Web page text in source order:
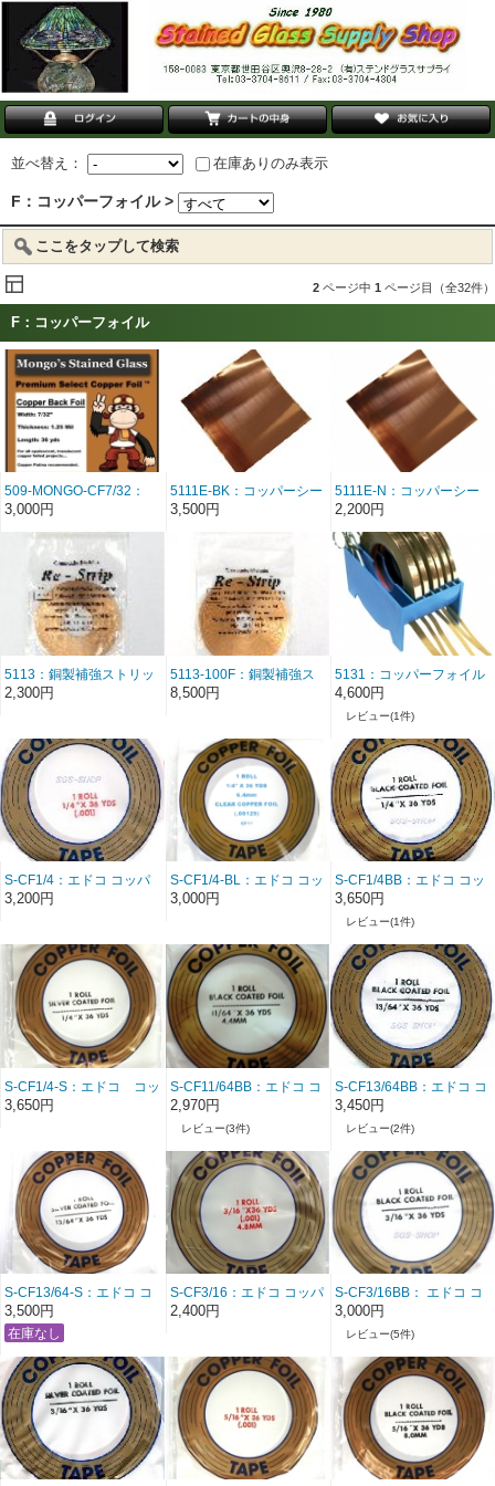
並べ替え： 在庫ありのみ表示
F：コッパーフォイル >
ここをタップして検索
2 ページ中 1 ページ目（全32件）
F：コッパーフォイル
509-MONGO-CF7/32：
MONGOコッパーフォイ
3,000円
5111E-BK：コッパーシー
ト：エドコ製 ブラック
お送り可能）
3,500円
5111E-N：コッパーシー
ト：エドコ製 ノーマ
80相当送料。２つ折りで
よければこねこ便(420円)
でお送り可能）
2,200円
5113：銅製補強ストリッ
プ 4mm×7.6ｍ (26/2改)
2,300円
5113-100F：銅製補強ス
トリップ 4mmx30m (26/2
改) ☆再入荷！
8,500円
5131：コッパーフォイル
ディスペンサー （現在
は青色）
4,600円
レビュー(1件)
S-CF1/4：エドコ コッパ
ーフォイル 1/4(6.4mm) ノ
3,200円
S-CF1/4-BL：エドコ コッ
パーフォイル 1/4(6.4mm)
巻
3,000円
S-CF1/4BB：エドコ コッ
パーフォイル 1/4(6.4mm)
3,650円
レビュー(1件)
S-CF1/4-S：エドコ コッ
パーフォイル
1/4(6.4mm) シルバーバ
3,650円
S-CF11/64BB：エドコ コ
ッパーフォイル
11/64(4.4mm) ブラックバ
ック 1巻
2,970円
レビュー(3件)
S-CF13/64BB：エドコ コ
ッパーフォイル
13/64(5.2mm) ブラックバ
ック1巻 SGSchoice 26/04
改定
3,450円
レビュー(2件)
S-CF13/64-S：エドコ コ
ッパーフォイル
13/64(5.2mm) シルバーバ
ック1巻 SGSchoice
3,500円
S-CF3/16：エドコ コッパ
ーフォイル 3/16(4.8mm)
2,400円
S-CF3/16BB： エドコ コ
ッパーフォイル
ック 1巻（3巻以上の注
文で@2,800- 伝票作成
時に適用）
3,000円
レビュー(5件)